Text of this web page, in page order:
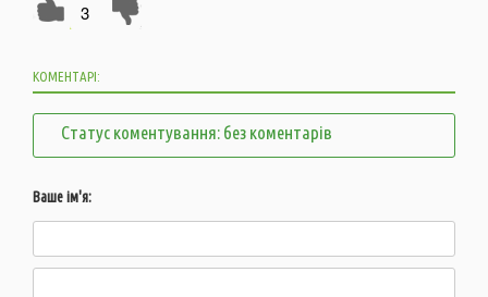
3
КОМЕНТАРІ:
Статус коментування: без коментарів
Ваше ім'я: